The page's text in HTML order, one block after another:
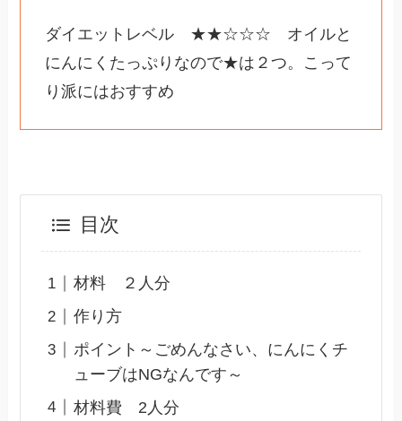
ダイエットレベル ★★☆☆☆ オイルと
にんにくたっぷりなので★は２つ。こって
り派にはおすすめ
目次
材料 ２人分
作り方
ポイント～ごめんなさい、にんにくチ
ューブはNGなんです～
材料費 2人分